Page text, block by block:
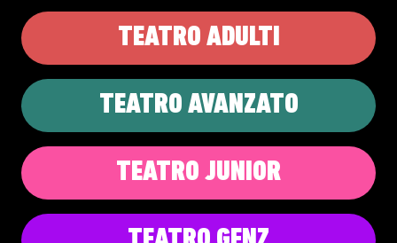
TEATRO ADULTI
TEATRO AVANZATO
TEATRO JUNIOR